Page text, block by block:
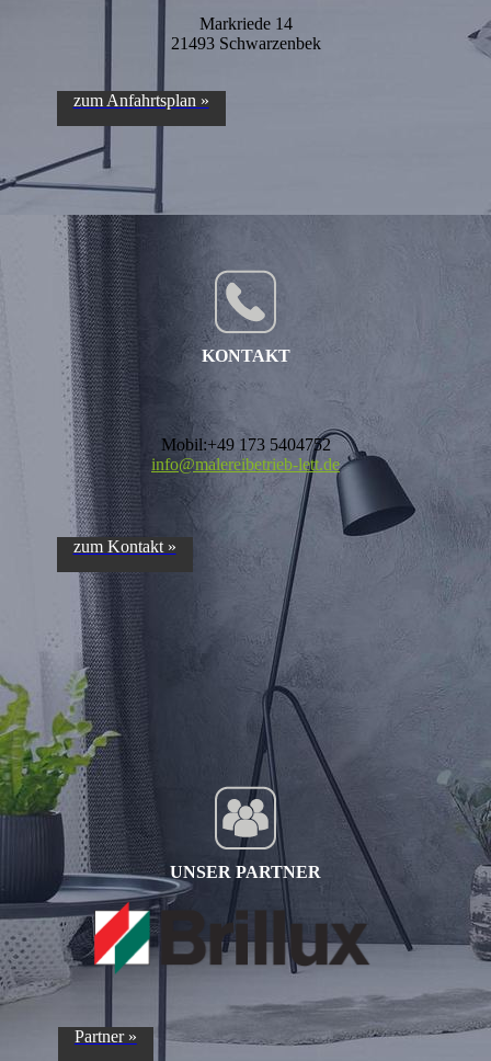
Markriede 14
21493 Schwarzenbek
zum Anfahrtsplan »
KONTAKT
Mobil:+49 173 5404752
info@malereibetrieb-lett.de
zum Kontakt »
UNSER PARTNER
Partner »